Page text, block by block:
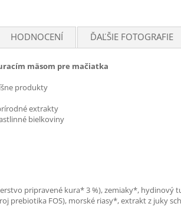
HODNOCENÍ ĎAĽŠIE FOTOGRAFIE
mäsom pre mačiatka
produkty
extrakty
bielkoviny
pripravené kura* 3 %), zemiaky*,
prebiotika FOS), morské riasy*, extrakt z juky